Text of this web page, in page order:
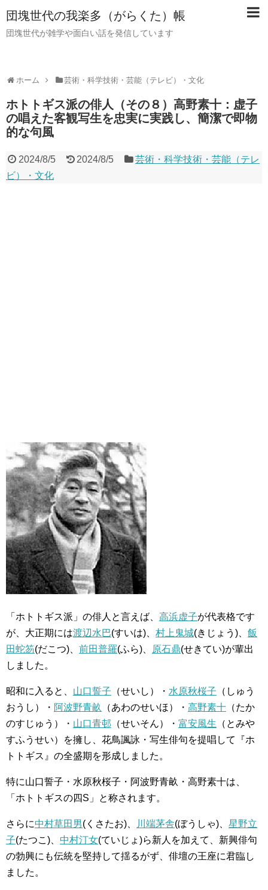
団塊世代の我楽多（がらくた）帳
団塊世代が雑学や面白い話を発信しています
ホーム 芸術・科学技術・芸能（テレビ）・文化
ホトトギス派の俳人（その８）高野素十：虚子
の唱えた客観写生を忠実に実践し、簡潔で即物
的な句風
2024/8/5 2024/8/5
芸術・科学技術・芸能（テレ
ビ）・文化
「ホトトギス派」の俳人と言えば、 高浜虚子が代表格です
が、大正期には渡辺水巴(すいは)、 村上鬼城(きじょう)、 飯
田蛇笏(だこつ)、 前田普羅(ふら)、 原石鼎(せきてい)が輩出
しました。
昭和に入ると、 山口誓子 （せいし）・ 水原秋桜子 （しゅう
おうし）・ 阿波野青畝 （あわのせいほ）・ 高野素十 （たか
のすじゅう）・ 山口青邨 （せいそん）・ 富安風生 （とみや
すふうせい）を擁し、花鳥諷詠・写生俳句を提唱して『ホ
トトギス』の全盛期を形成しました。
特に山口誓子・水原秋桜子・阿波野青畝・高野素十は、
「ホトトギスの四S」と称されます。
さらに中村草田男(くさたお)、 川端茅舎(ぼうしゃ)、 星野立
子(たつこ)、 中村汀女(ていじょ)ら新人を加えて、新興俳句
の勃興にも伝統を堅持して揺るがず、俳壇の王座に君臨し
ました。